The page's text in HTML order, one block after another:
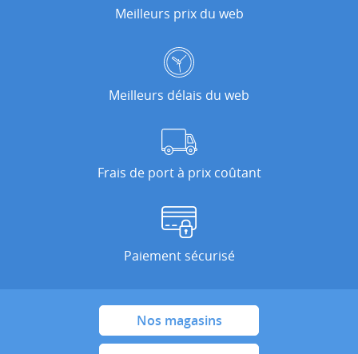
Meilleurs prix du web
Meilleurs délais du web
Frais de port à prix coûtant
Paiement sécurisé
Nos magasins